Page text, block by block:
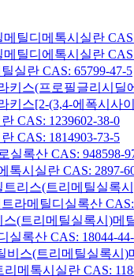
틸디메톡시실란
틸디에톡시실란
실란 CAS: 65799-47-5
키스(프로필글리시
키스[2-(3,4-에폭시
CAS: 1239602-38-0
CAS: 1814903-73-5
실록산 CAS: 948598-
시실란 CAS: 2897-
리스(트리메틸실록
라메틸디실록산 CAS:
(트리메틸실록시)메
실록산 CAS: 18044-
비스(트리메틸실록시)
메톡시실란 CAS: